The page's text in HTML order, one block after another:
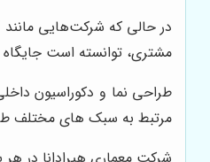
در حالی که شرکت‌هایی مانند
مشتری، توانسته است جایگاه
طراحی نما و دکوراسیون
مرتبط به سبک های مختلف